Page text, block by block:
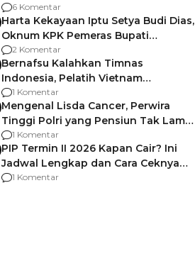
Gagalnya Negara Jamin Keamanan
6 Komentar
Harta Kekayaan Iptu Setya Budi Dias,
Oknum KPK Pemeras Bupati
Pemalang
2 Komentar
Bernafsu Kalahkan Timnas
Indonesia, Pelatih Vietnam
Berencana Pakai Jimat di Pakansari
1 Komentar
Mengenal Lisda Cancer, Perwira
Tinggi Polri yang Pensiun Tak Lama
Usai Jadi Brigjen
1 Komentar
PIP Termin II 2026 Kapan Cair? Ini
Jadwal Lengkap dan Cara Ceknya
agar Dana Tidak Hangus!
1 Komentar